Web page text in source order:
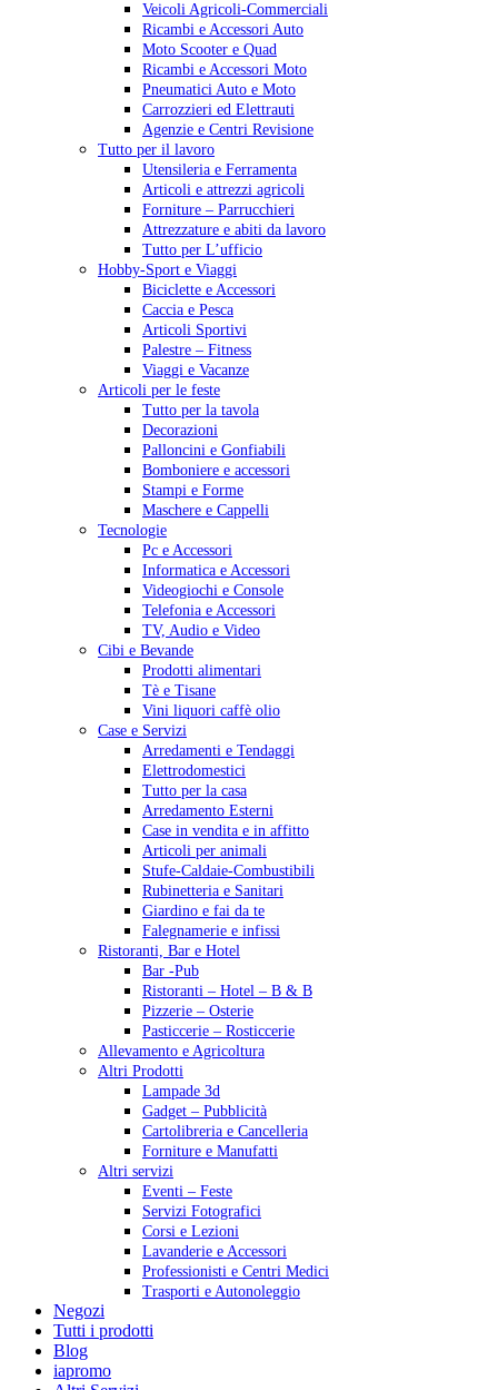
Veicoli Agricoli-Commerciali
Ricambi e Accessori Auto
Moto Scooter e Quad
Ricambi e Accessori Moto
Pneumatici Auto e Moto
Carrozzieri ed Elettrauti
Agenzie e Centri Revisione
Tutto per il lavoro
Utensileria e Ferramenta
Articoli e attrezzi agricoli
Forniture – Parrucchieri
Attrezzature e abiti da lavoro
Tutto per L’ufficio
Hobby-Sport e Viaggi
Biciclette e Accessori
Caccia e Pesca
Articoli Sportivi
Palestre – Fitness
Viaggi e Vacanze
Articoli per le feste
Tutto per la tavola
Decorazioni
Palloncini e Gonfiabili
Bomboniere e accessori
Stampi e Forme
Maschere e Cappelli
Tecnologie
Pc e Accessori
Informatica e Accessori
Videogiochi e Console
Telefonia e Accessori
TV, Audio e Video
Cibi e Bevande
Prodotti alimentari
Tè e Tisane
Vini liquori caffè olio
Case e Servizi
Arredamenti e Tendaggi
Elettrodomestici
Tutto per la casa
Arredamento Esterni
Case in vendita e in affitto
Articoli per animali
Stufe-Caldaie-Combustibili
Rubinetteria e Sanitari
Giardino e fai da te
Falegnamerie e infissi
Ristoranti, Bar e Hotel
Bar -Pub
Ristoranti – Hotel – B & B
Pizzerie – Osterie
Pasticcerie – Rosticcerie
Allevamento e Agricoltura
Altri Prodotti
Lampade 3d
Gadget – Pubblicità
Cartolibreria e Cancelleria
Forniture e Manufatti
Altri servizi
Eventi – Feste
Servizi Fotografici
Corsi e Lezioni
Lavanderie e Accessori
Professionisti e Centri Medici
Trasporti e Autonoleggio
Negozi
Tutti i prodotti
Blog
iapromo